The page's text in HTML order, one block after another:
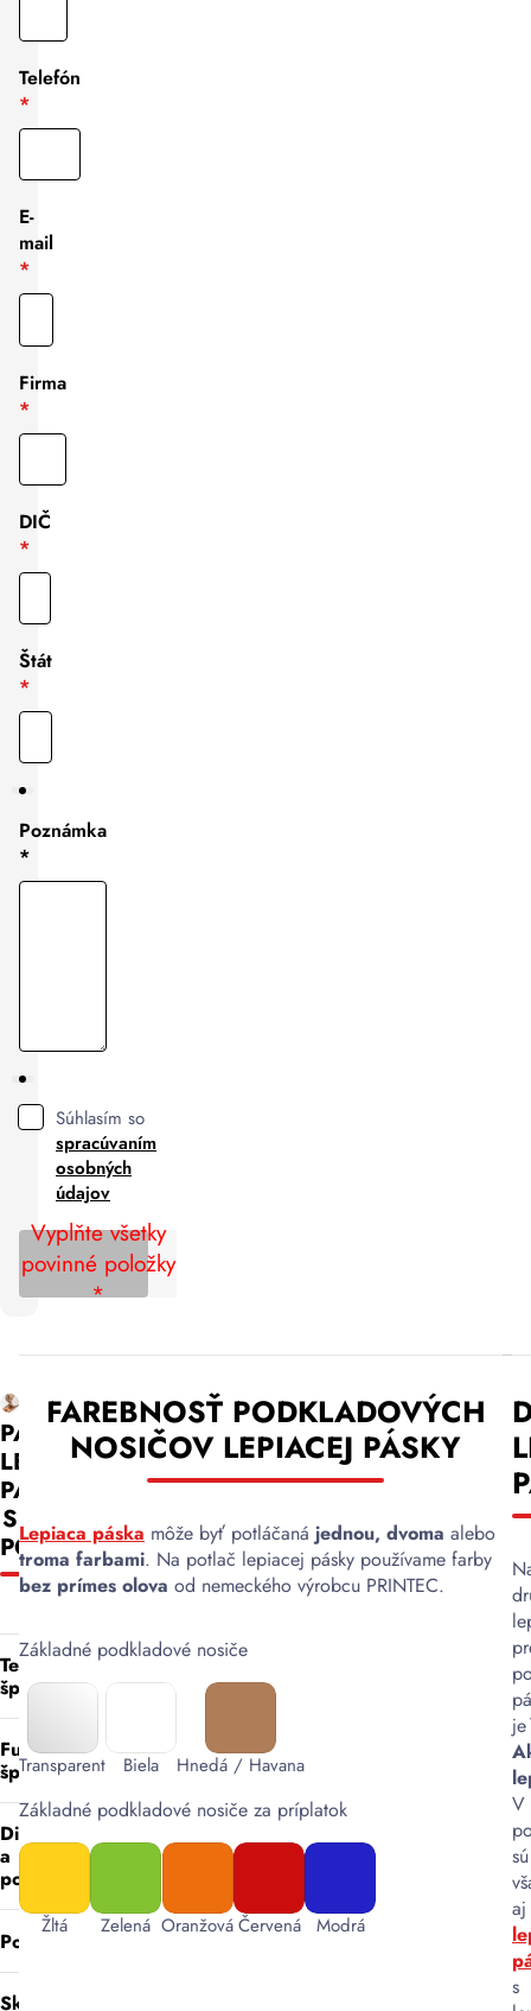
Telefón
E-
mail
Firma
DIČ
Štát
Poznámka
*
Súhlasím so
spracúvaním
osobných
údajov
Vyplňte všetky
povinné položky
*
ODOSLAŤ
DOPYT
VODOU
AKTIVOVATEĽNÁ
EKOLOGICKÁ
PAPIEROVÁ
LEPIACA
PÁSKA
S
POTLAČOU
Technická
špecifikácia
Materiál
nosiča:
Lepidlo :
Funkčné
špecifikácie
Primárne
použitie:
Dizajn
a
potlač
Použitie
PAPIEROVÁ
LEPIACA
PÁSKA
S
POTLAČOU
Technická
špecifikácia
Technická
Materiál
nosiča:
Lepidlo:
Funkčné
špecifikácie
Primárne
Balenie
a zabezpečenie
Dizajn
a
potlač
Použitie
Skladovanie
FAREBNOSŤ PODKLADOVÝCH
NOSIČOV LEPIACEJ PÁSKY
Lepiaca páska môže byť potláčaná jednou, dvoma alebo
troma farbami. Na potlač lepiacej pásky používame farby
bez prímes olova od nemeckého výrobcu PRINTEC.
Základné podkladové nosiče
Transparent Biela Hnedá / Havana
Základné podkladové nosiče za príplatok
Žltá Zelená OranžováČervená Modrá
je
V
sú
aj
s